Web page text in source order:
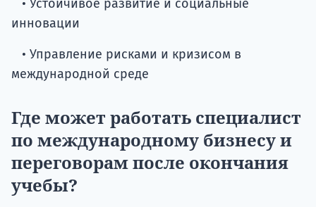
• Устойчивое развитие и социальные
инновации
• Управление рисками и кризисом в
международной среде
Где может работать специалист
по международному бизнесу и
переговорам после окончания
учебы?